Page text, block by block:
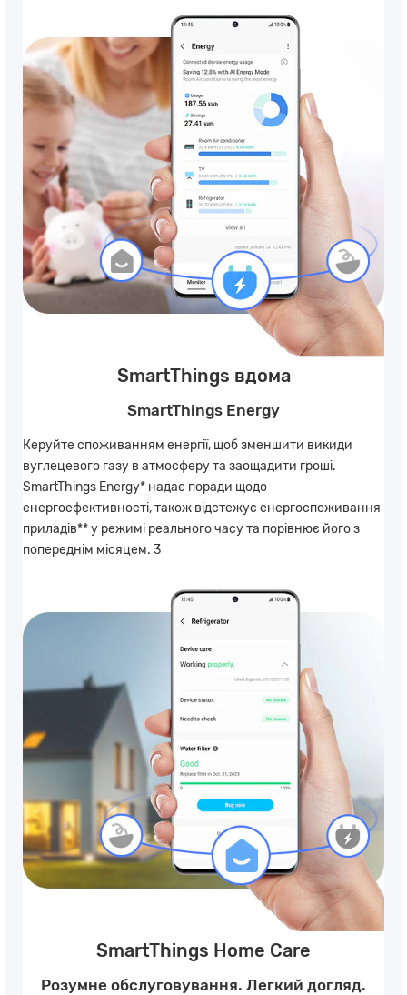
SmartThings вдома
SmartThings Energy
Керуйте споживанням енергії, щоб зменшити викиди
вуглецевого газу в атмосферу та заощадити гроші.
SmartThings Energy* надає поради щодо
енергоефективності, також відстежує енергоспоживання
приладів** у режимі реального часу та порівнює його з
попереднім місяцем. 3
SmartThings Home Care
Розумне обслуговування. Легкий догляд.